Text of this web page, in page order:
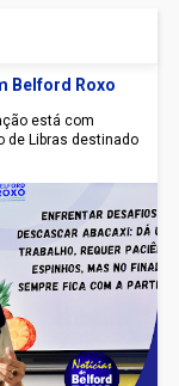
Belford Roxo
está com
de Libras destinado